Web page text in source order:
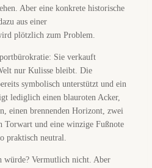
Aber eine konkrete historische
aus einer
plötzlich zum Problem.
Sie verkauft
nur Kulisse bleibt. Die
symbolisch unterstützt und ein
lediglich einen blauroten Acker,
einen brennenden Horizont, zwei
Torwart und eine winzige Fußnote
praktisch neutral.
würde? Vermutlich nicht. Aber